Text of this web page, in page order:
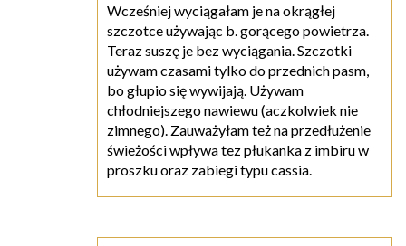
Wcześniej wyciągałam je na okrągłej
szczotce używając b. gorącego powietrza.
Teraz suszę je bez wyciągania. Szczotki
używam czasami tylko do przednich pasm,
bo głupio się wywijają. Używam
chłodniejszego nawiewu (aczkolwiek nie
zimnego). Zauważyłam też na przedłużenie
świeżości wpływa tez płukanka z imbiru w
proszku oraz zabiegi typu cassia.